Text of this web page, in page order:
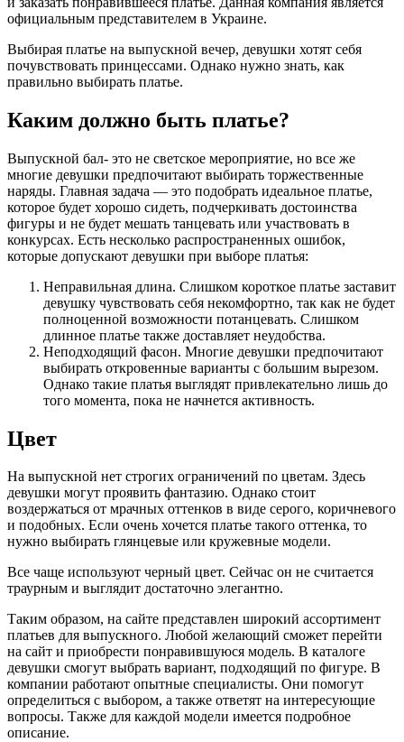
официальным представителем в Украине.
Выбирая платье на выпускной вечер, девушки хотят себя
почувствовать принцессами. Однако нужно знать, как
правильно выбирать платье.
Каким должно быть платье?
Выпускной бал- это не светское мероприятие, но все же
многие девушки предпочитают выбирать торжественные
наряды. Главная задача — это подобрать идеальное платье,
которое будет хорошо сидеть, подчеркивать достоинства
фигуры и не будет мешать танцевать или участвовать в
конкурсах. Есть несколько распространенных ошибок,
которые допускают девушки при выборе платья:
Неправильная длина. Слишком короткое платье заставит
девушку чувствовать себя некомфортно, так как не будет
полноценной возможности потанцевать. Слишком
длинное платье также доставляет неудобства.
Неподходящий фасон. Многие девушки предпочитают
выбирать откровенные варианты с большим вырезом.
Однако такие платья выглядят привлекательно лишь до
того момента, пока не начнется активность.
Цвет
На выпускной нет строгих ограничений по цветам. Здесь
девушки могут проявить фантазию. Однако стоит
воздержаться от мрачных оттенков в виде серого, коричневого
и подобных. Если очень хочется платье такого оттенка, то
нужно выбирать глянцевые или кружевные модели.
Все чаще используют черный цвет. Сейчас он не считается
траурным и выглядит достаточно элегантно.
Таким образом, на сайте представлен широкий ассортимент
платьев для выпускного. Любой желающий сможет перейти
на сайт и приобрести понравившуюся модель. В каталоге
девушки смогут выбрать вариант, подходящий по фигуре. В
компании работают опытные специалисты. Они помогут
определиться с выбором, а также ответят на интересующие
вопросы. Также для каждой модели имеется подробное
описание.